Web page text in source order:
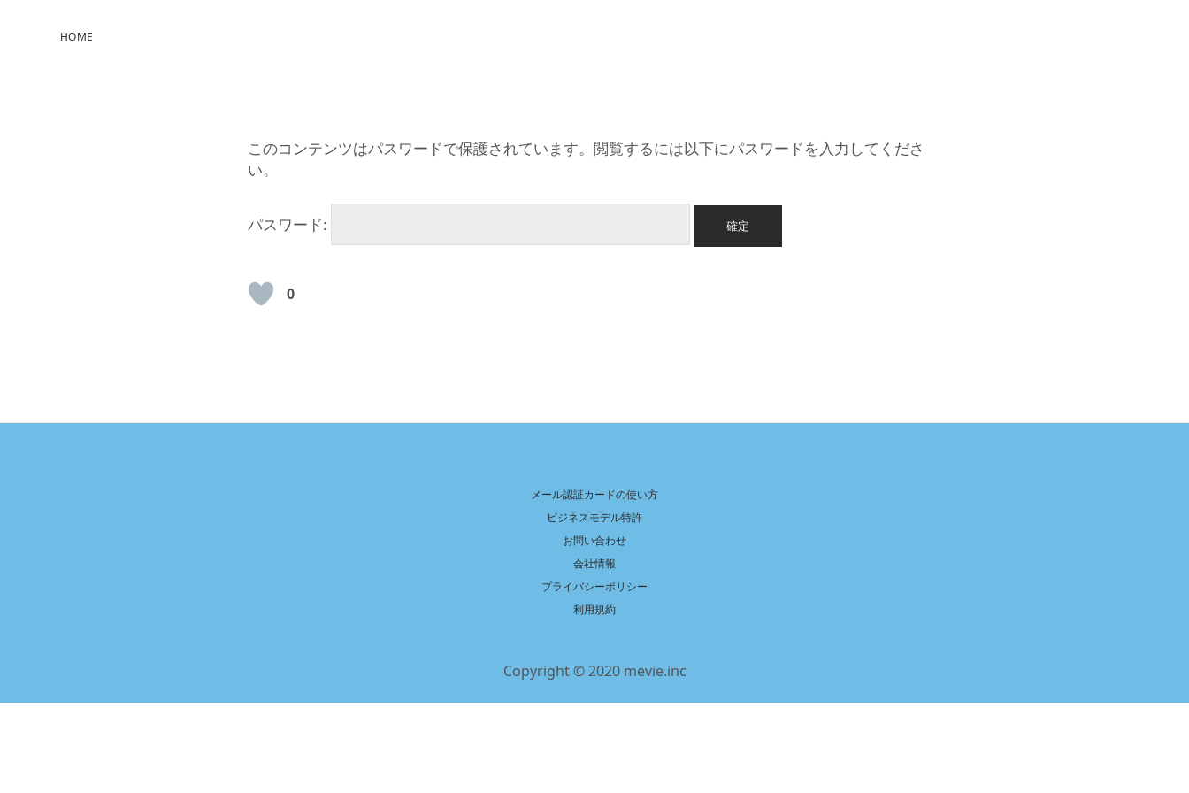
HOME
このコンテンツはパスワードで保護されています。閲覧するには以下にパスワードを入力してくださ
い。
パスワード:
0
メール認証カードの使い方
ビジネスモデル特許
お問い合わせ
会社情報
プライバシーポリシー
利用規約
Copyright © 2020 mevie.inc